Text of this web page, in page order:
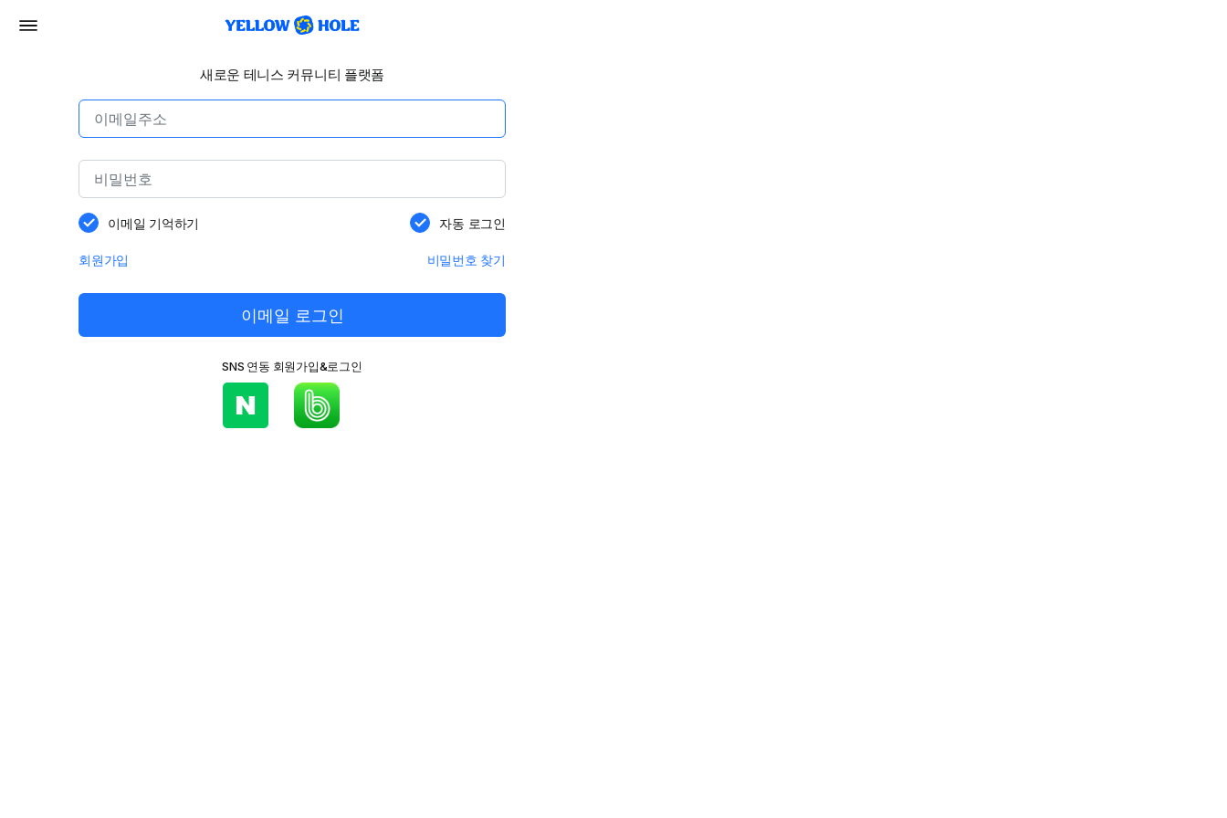
새로운 테니스 커뮤니티 플랫폼
이메일 기억하기 자동 로그인
회원가입 비밀번호 찾기
이메일 로그인
SNS 연동 회원가입&로그인